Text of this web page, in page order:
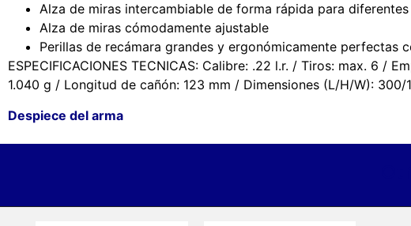
Alza de miras intercambiable de forma rápida para
Alza de miras cómodamente ajustable
Perillas de recámara grandes y ergonómicamente perfectas
ESPECIFICACIONES TECNICAS: Calibre: .22 l.r. / Tiros: max. 6 /
1.040 g / Longitud de cañón: 123 mm / Dimensiones (L/H/W): 300/
Despiece del arma